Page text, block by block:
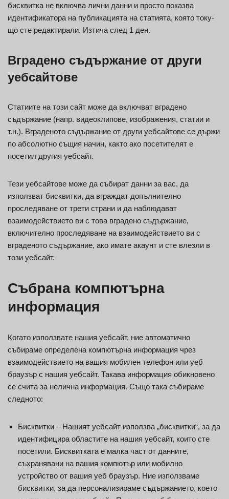
бисквитка не включва лични данни и просто показва
идентификатора на публикацията на статията, която току-
що сте редактирали. Изтича след 1 ден.
Вградено съдържание от други
уебсайтове
Статиите на този сайт може да включват вградено
съдържание (напр. видеоклипове, изображения, статии и
т.н.). Вграденото съдържание от други уебсайтове се държи
по абсолютно същия начин, както ако посетителят е
посетил другия уебсайт.
Тези уебсайтове може да събират данни за вас, да
използват бисквитки, да вграждат допълнително
проследяване от трети страни и да наблюдават
взаимодействието ви с това вградено съдържание,
включително проследяване на взаимодействието ви с
вграденото съдържание, ако имате акаунт и сте влезли в
този уебсайт.
Събрана компютърна
информация
Когато използвате нашия уебсайт, ние автоматично
събираме определена компютърна информация чрез
взаимодействието на вашия мобилен телефон или уеб
браузър с нашия уебсайт. Такава информация обикновено
се счита за нелична информация. Също така събираме
следното:
Бисквитки – Нашият уебсайт използва „бисквитки“, за да
идентифицира областите на нашия уебсайт, които сте
посетили. Бисквитката е малка част от данните,
съхранявани на вашия компютър или мобилно
устройство от вашия уеб браузър. Ние използваме
бисквитки, за да персонализираме съдържанието, което